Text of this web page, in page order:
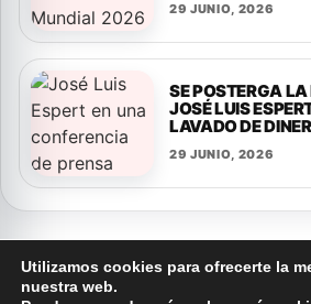
29 JUNIO, 2026
SE POSTERGA
JOSÉ LUIS
LAVADO DE
29 JUNIO, 2026
Utilizamos cookies para ofrecerte la
nuestra web.